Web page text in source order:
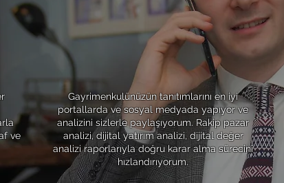
2
DİJİTAL PAZARLAMA
ve
Gayrimenkulünüzün tanıtımlarını en iyi
portallarda ve sosyal medyada yapıyor ve
analizini sizlerle paylaşıyorum. Rakip pazar
analizi, dijital yatırım analizi, dijital değer
analizi raporlarıyla doğru karar alma sürecini
hızlandırıyorum.